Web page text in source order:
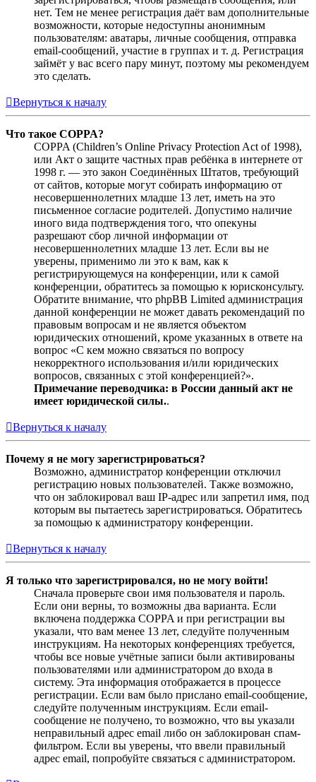
нет. Тем не менее регистрация даёт вам дополнительные
возможности, которые недоступны анонимным
пользователям: аватары, личные сообщения, отправка
email-сообщений, участие в группах и т. д. Регистрация
займёт у вас всего пару минут, поэтому мы рекомендуем
это сделать.
Вернуться к началу
Что такое COPPA?
COPPA (Children’s Online Privacy Protection Act of 1998),
или Акт о защите частных прав ребёнка в интернете от
1998 г. — это закон Соединённых Штатов, требующий
от сайтов, которые могут собирать информацию от
несовершеннолетних младше 13 лет, иметь на это
письменное согласие родителей. Допустимо наличие
иного вида подтверждения того, что опекуны
разрешают сбор личной информации от
несовершеннолетних младше 13 лет. Если вы не
уверены, применимо ли это к вам, как к
регистрирующемуся на конференции, или к самой
конференции, обратитесь за помощью к юрисконсульту.
Обратите внимание, что phpBB Limited администрация
данной конференции не может давать рекомендаций по
правовым вопросам и не является объектом
юридических отношений, кроме указанных в ответе на
вопрос «С кем можно связаться по вопросу
некорректного использования и/или юридических
вопросов, связанных с этой конференцией?».
Примечание переводчика: в России данный акт не
имеет юридической силы..
Вернуться к началу
Почему я не могу зарегистрироваться?
Возможно, администратор конференции отключил
регистрацию новых пользователей. Также возможно,
что он заблокировал ваш IP-адрес или запретил имя, под
которым вы пытаетесь зарегистрироваться. Обратитесь
за помощью к администратору конференции.
Вернуться к началу
Я только что зарегистрировался, но не могу войти!
Сначала проверьте свои имя пользователя и пароль.
Если они верны, то возможны два варианта. Если
включена поддержка COPPA и при регистрации вы
указали, что вам менее 13 лет, следуйте полученным
инструкциям. На некоторых конференциях требуется,
чтобы все новые учётные записи были активированы
пользователями или администратором до входа в
систему. Эта информация отображается в процессе
регистрации. Если вам было прислано email-сообщение,
следуйте полученным инструкциям. Если email-
сообщение не получено, то возможно, что вы указали
неправильный адрес email либо он заблокирован спам-
фильтром. Если вы уверены, что ввели правильный
адрес email, попробуйте связаться с администратором.